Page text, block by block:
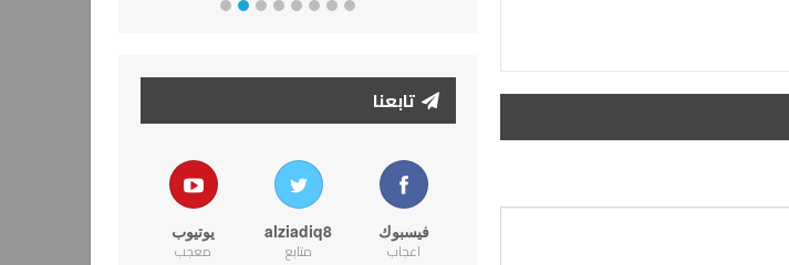
تابعنا
فيسبوك
اعجاب
alziadiq8
متابع
يوتيوب
معجب